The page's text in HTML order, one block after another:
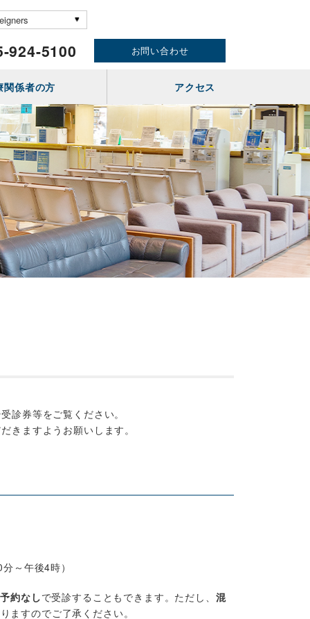
924-5100 お問い合わせ
関係者の方 アクセス
診券等をご覧ください。
きますようお願いします。
～午後4時）
約なしで受診することもできます。ただし、 混
ますのでご了承ください。